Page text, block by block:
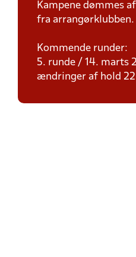
Kampene dømmes
fra arrangørklubben.
Kommende runder:
5. runde / 14. marts
ændringer af hold